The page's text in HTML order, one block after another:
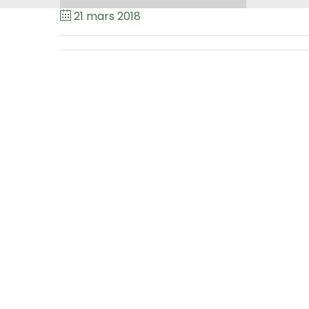
21 mars 2018